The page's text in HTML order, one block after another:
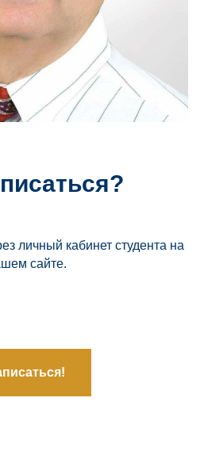
личный кабинет студента на
сайте.